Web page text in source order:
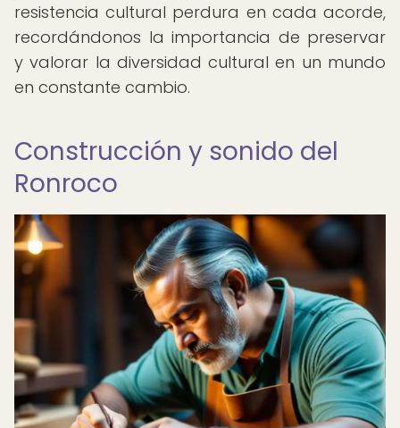
resistencia cultural perdura en cada acorde,
recordándonos la importancia de preservar
y valorar la diversidad cultural en un mundo
en constante cambio.
Construcción y sonido del
Ronroco